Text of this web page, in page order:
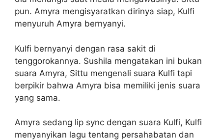
pun. Amyra mengisyaratkan dirinya siap, Kulfi
menyuruh Amyra bernyanyi.
Kulfi bernyanyi dengan rasa sakit di
tenggorokannya. Sushila mengatakan ini bukan
suara Amyra, Sittu mengenali suara Kulfi tapi
berpikir bahwa Amyra bisa memiliki jenis suara
yang sama.
Amyra sedang lip sync dengan suara Kulfi, Kulfi
menyanyikan lagu tentang persahabatan dan